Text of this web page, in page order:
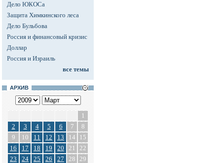
Дело ЮКОСа
Защита Химкинского леса
Дело Бульбова
Россия и финансовый кризис
Доллар
Россия и Израиль
все темы
АРХИВ
1
2
3 4 5 6 7
8
9
10 11 12 13 14
15
16
17 18 19 20 21
22
23
24 25 26 27 28 29